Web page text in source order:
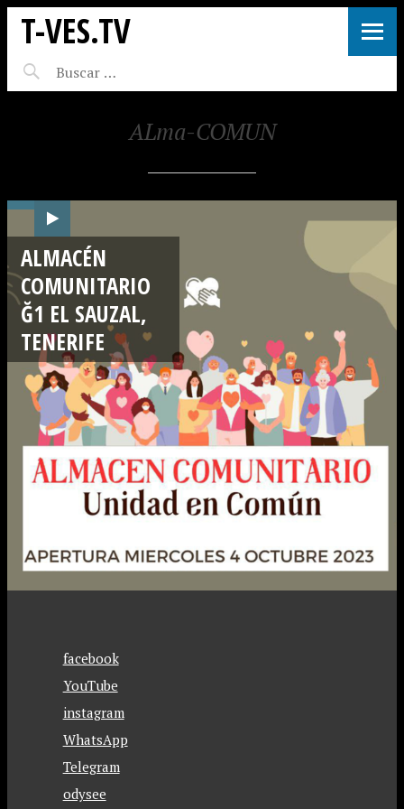
T-VES.TV
ALma-COMUN
ALMACÉN
COMUNITARIO
Ğ1 EL SAUZAL,
TENERIFE
facebook
YouTube
instagram
WhatsApp
Telegram
odysee